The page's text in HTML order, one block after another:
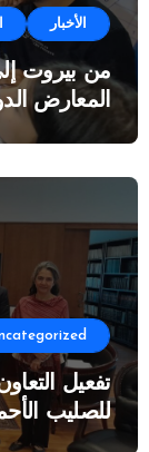
الأخبار
المعارض
تفعيل
للصليب